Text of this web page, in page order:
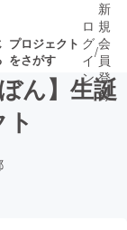
プロジェクト
をさがす
いプ
ロ
グ
イ
ン
/
新
規
会
員
登
録
ん】生誕